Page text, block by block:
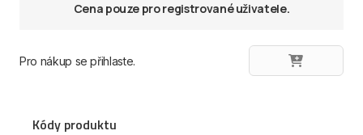
Cena pouze pro registrované uživatele.
Pro nákup se přihlaste.
Kódy produktu